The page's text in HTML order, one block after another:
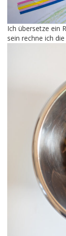
Ich übersetze ein
sein rechne ich